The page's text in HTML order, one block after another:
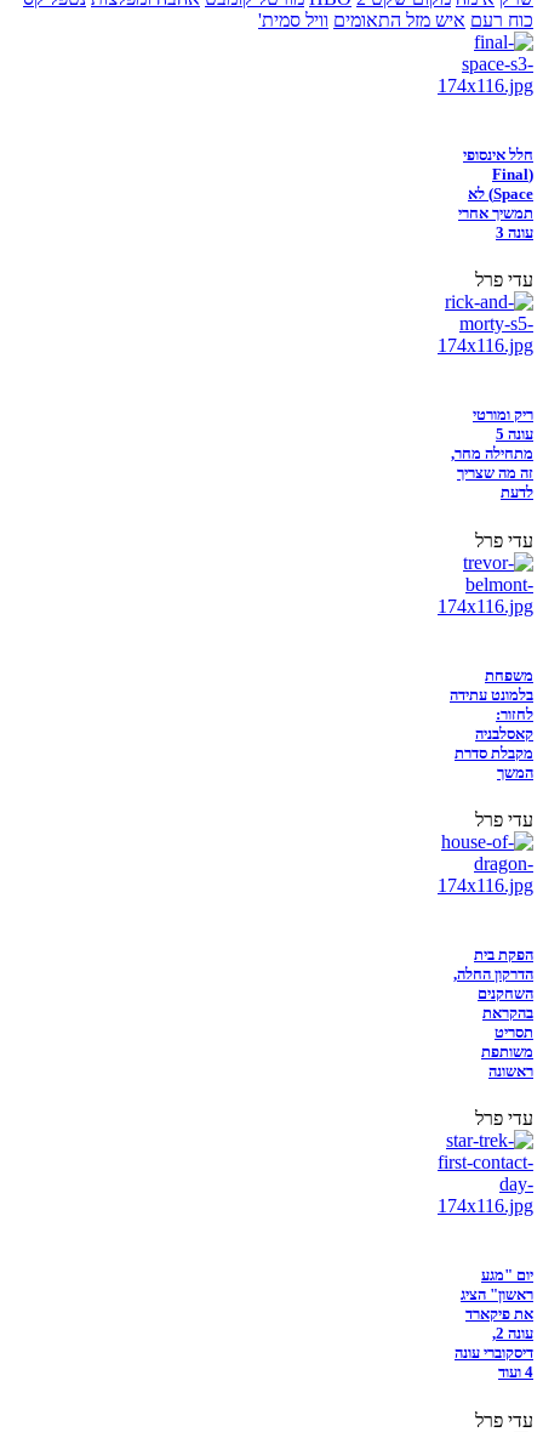
כוח רעם איש מזל התאומים וויל סמית'
חלל אינסופי
(Final
Space) לא
תמשיך אחרי
עונה 3
עדי פרל
ריק ומורטי
עונה 5
מתחילה מחר,
זה מה שצריך
לדעת
עדי פרל
משפחת
בלמונט עתידה
לחזור:
קאסלבניה
מקבלת סדרת
המשך
עדי פרל
הפקת בית
הדרקון החלה,
השחקנים
בהקראת
תסריט
משותפת
ראשונה
עדי פרל
יום "מגע
ראשון" הציג
את פיקארד
עונה 2,
דיסקוברי עונה
4 ועוד
עדי פרל